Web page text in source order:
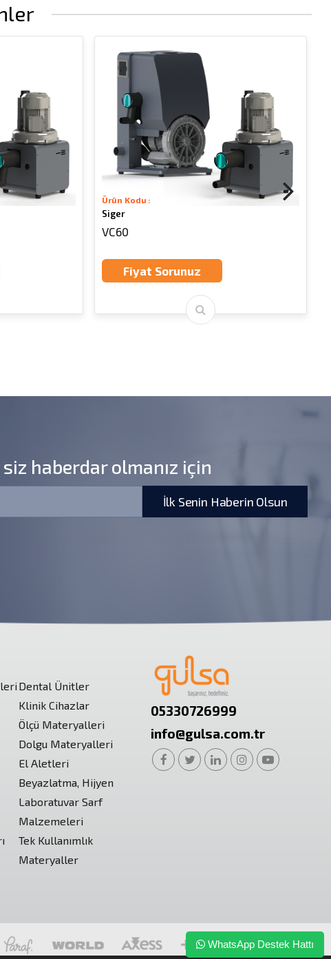
Ürün Kodu :
Siger
VC60
Fiyat Sorunuz
haberdar olmanız için
İlk Senin Haberin Olsun
Dental Ünitler
Klinik Cihazlar
Ölçü Materyalleri
Dolgu Materyalleri
El Aletleri
Beyazlatma, Hijyen
Laboratuvar Sarf
Malzemeleri
Tek Kullanımlık
Materyaller
05330726999
info@gulsa.com.tr
WhatsApp Destek Hattı